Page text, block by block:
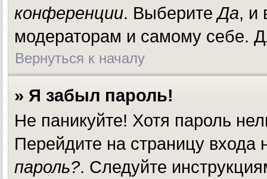
конференции. ВыберитеДа, и
модераторам и самому себе.
Вернуться к началу
» Я забыл пароль!
Не паникуйте! Хотя пароль
Перейдите на страницу
пароль?. Следуйте